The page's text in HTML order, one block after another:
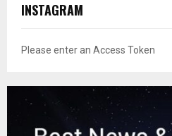
INSTAGRAM
Please enter an Access Token